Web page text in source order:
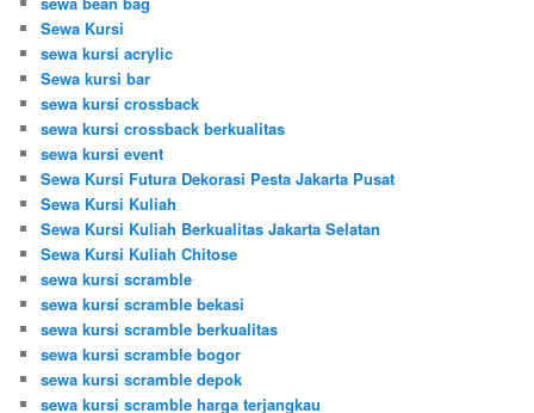
Sewa Kursi
sewa kursi acrylic
Sewa kursi bar
sewa kursi crossback
sewa kursi crossback berkualitas
sewa kursi event
Sewa Kursi Futura Dekorasi Pesta Jakarta Pusat
Sewa Kursi Kuliah
Sewa Kursi Kuliah Berkualitas Jakarta Selatan
Sewa Kursi Kuliah Chitose
sewa kursi scramble
sewa kursi scramble bekasi
sewa kursi scramble berkualitas
sewa kursi scramble bogor
sewa kursi scramble depok
sewa kursi scramble harga terjangkau